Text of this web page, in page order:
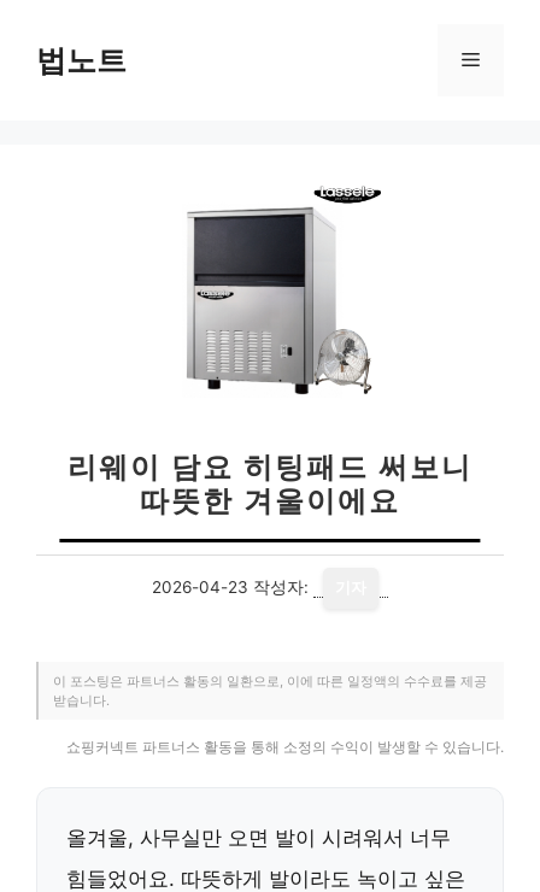
법노트 메
리웨이 담요 히팅패드 써보니
따뜻한 겨울이에요
2026-04-23 작성자:
이 포스팅은 파트너스 활동의 일환으로, 이에 따른 일정액의 수수료를 제공
받습니다.
쇼핑커넥트 파트너스 활동을 통해 소정의 수익이 발생할 수 있습니다.
올겨울, 사무실만 오면 발이 시려워서 너무
힘들었어요. 따뜻하게 발이라도 녹이고 싶은